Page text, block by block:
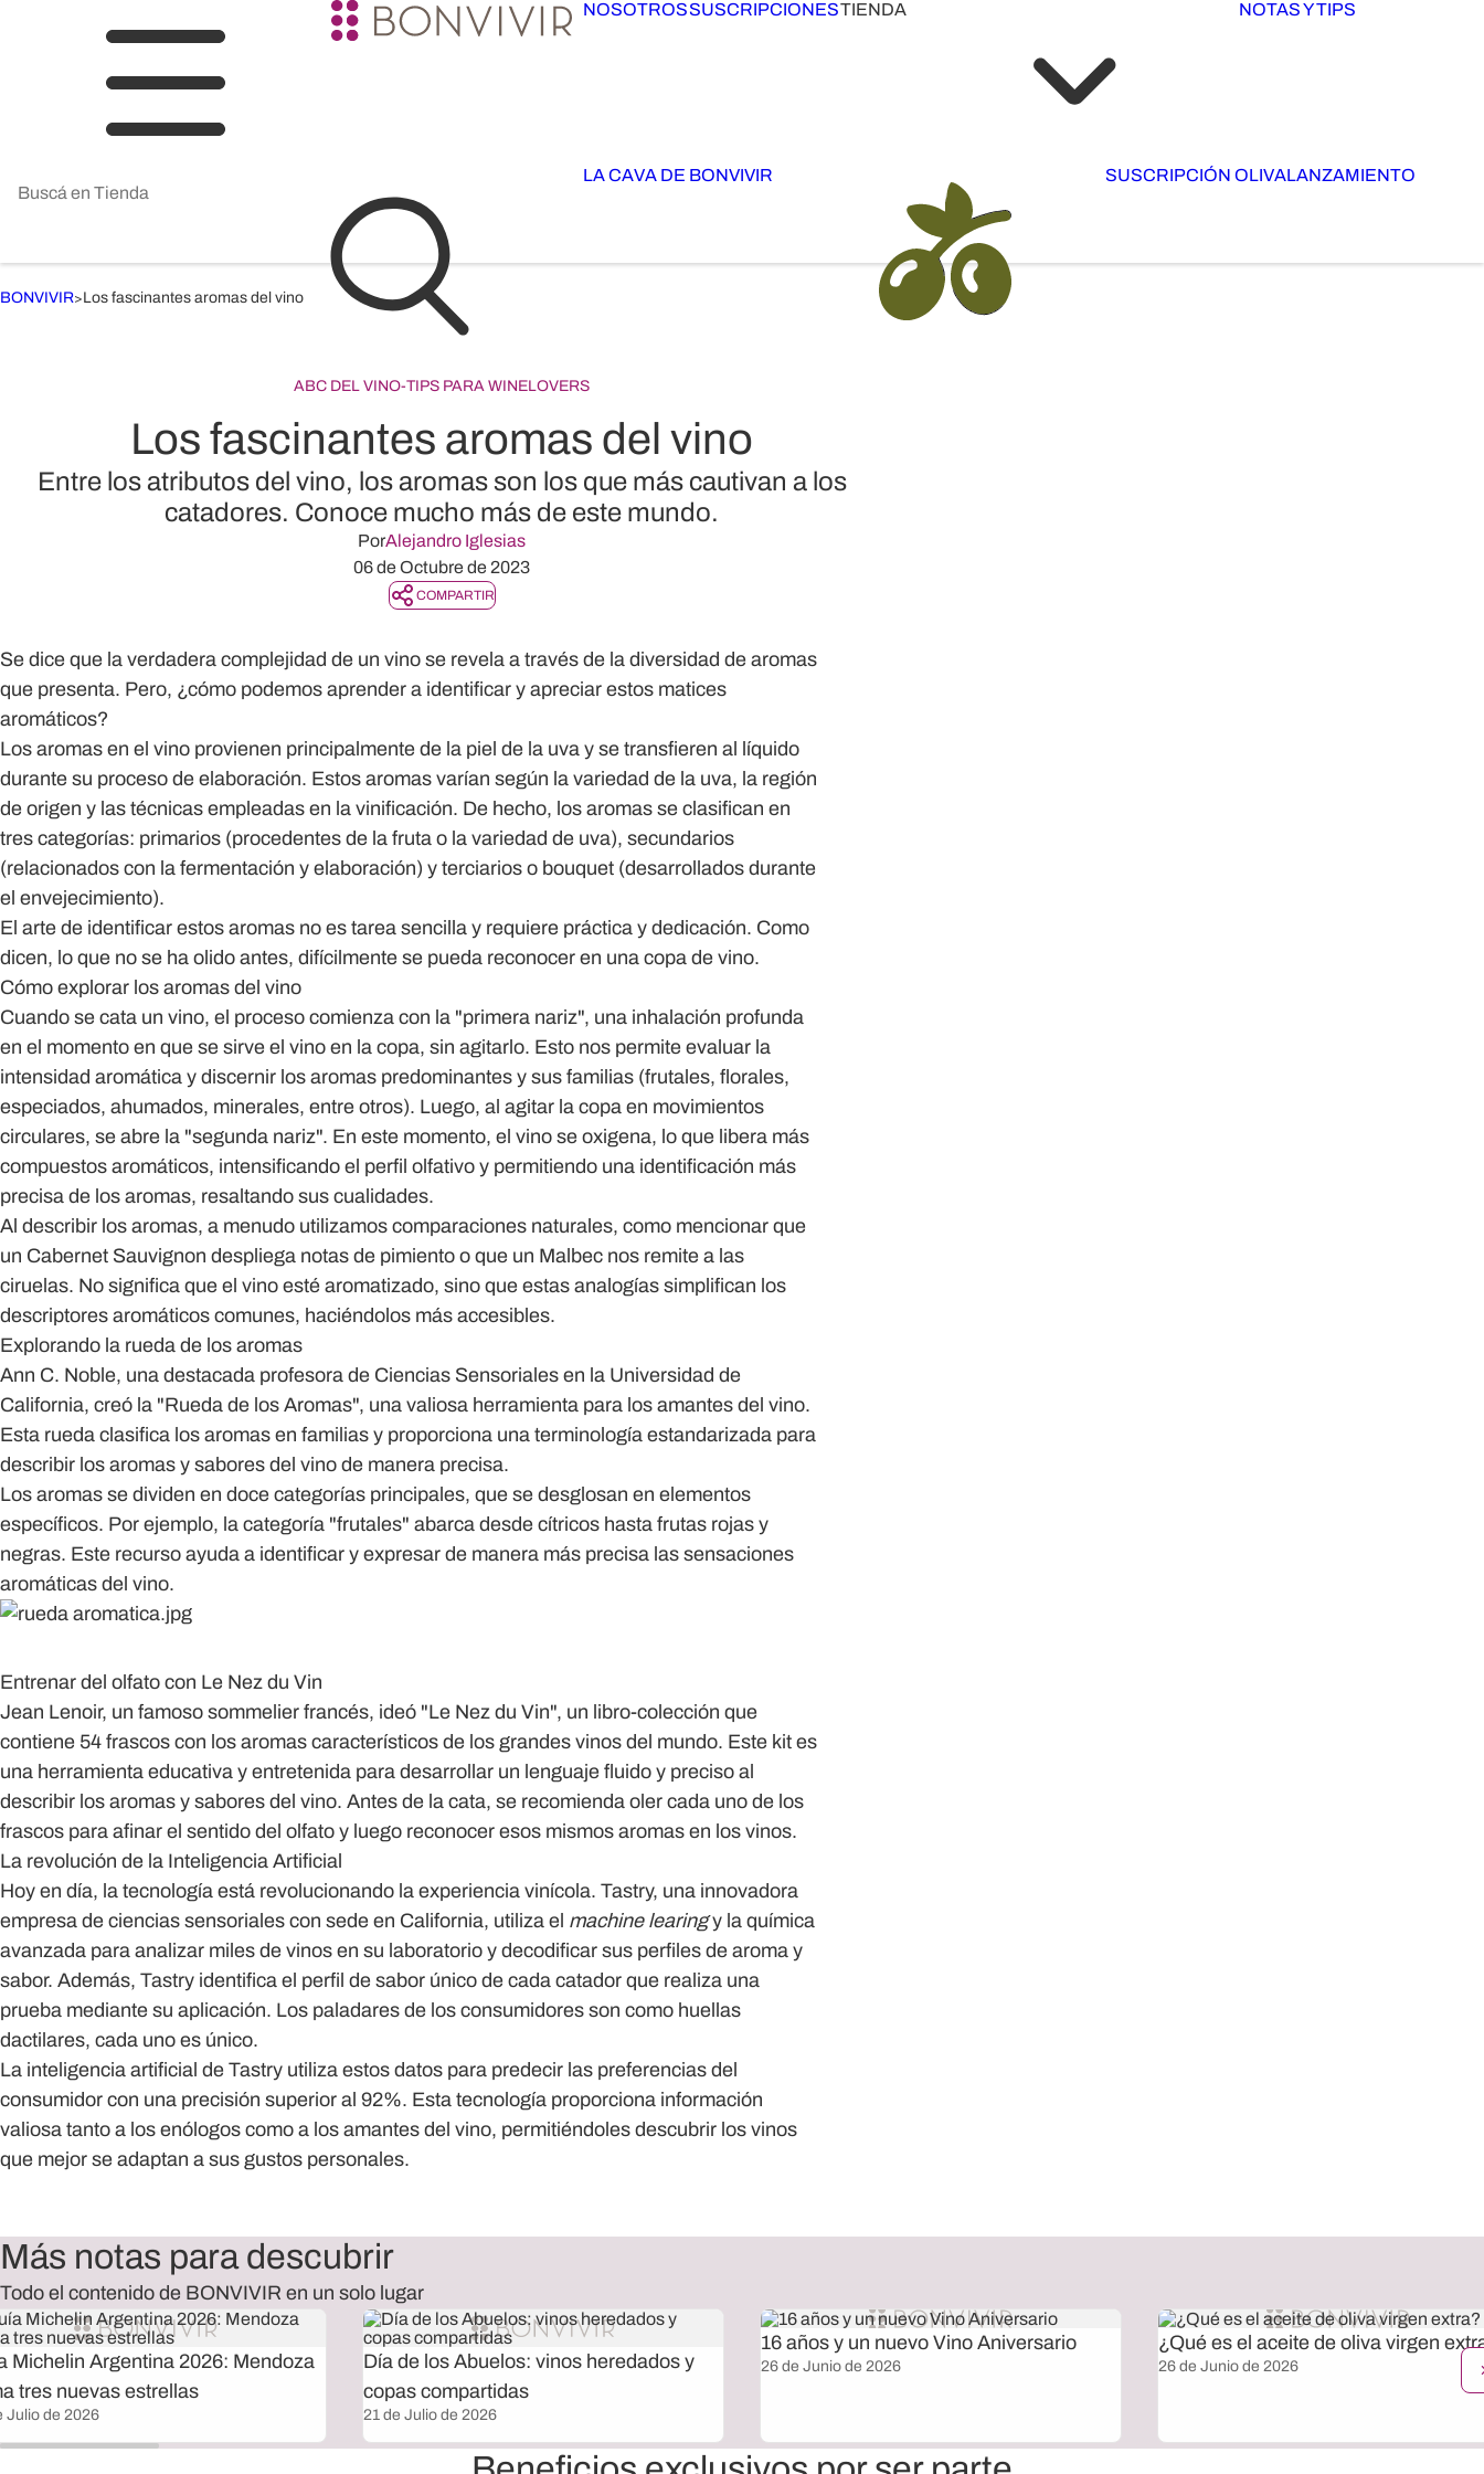
NOSOTROSSUSCRIPCIONESTIENDA NOTAS Y TIPS
LA CAVA DE BONVIVIR SUSCRIPCIÓN OLIVALANZAMIENTO
BONVIVIR>Los fascinantes aromas del vino
ABC DEL VINO-TIPS PARA WINELOVERS
Los fascinantes aromas del vino
Entre los atributos del vino, los aromas son los que más cautivan a los
catadores. Conoce mucho más de este mundo.
PorAlejandro Iglesias
06 de Octubre de 2023
COMPARTIR
Se dice que la verdadera complejidad de un vino se revela a través de la diversidad de aromas
que presenta. Pero, ¿cómo podemos aprender a identificar y apreciar estos matices
aromáticos?
Los aromas en el vino provienen principalmente de la piel de la uva y se transfieren al líquido
durante su proceso de elaboración. Estos aromas varían según la variedad de la uva, la región
de origen y las técnicas empleadas en la vinificación. De hecho, los aromas se clasifican en
tres categorías: primarios (procedentes de la fruta o la variedad de uva), secundarios
(relacionados con la fermentación y elaboración) y terciarios o bouquet (desarrollados durante
el envejecimiento).
El arte de identificar estos aromas no es tarea sencilla y requiere práctica y dedicación. Como
dicen, lo que no se ha olido antes, difícilmente se pueda reconocer en una copa de vino.
Cómo explorar los aromas del vino
Cuando se cata un vino, el proceso comienza con la "primera nariz", una inhalación profunda
en el momento en que se sirve el vino en la copa, sin agitarlo. Esto nos permite evaluar la
intensidad aromática y discernir los aromas predominantes y sus familias (frutales, florales,
especiados, ahumados, minerales, entre otros). Luego, al agitar la copa en movimientos
circulares, se abre la "segunda nariz". En este momento, el vino se oxigena, lo que libera más
compuestos aromáticos, intensificando el perfil olfativo y permitiendo una identificación más
precisa de los aromas, resaltando sus cualidades.
Al describir los aromas, a menudo utilizamos comparaciones naturales, como mencionar que
un Cabernet Sauvignon despliega notas de pimiento o que un Malbec nos remite a las
ciruelas. No significa que el vino esté aromatizado, sino que estas analogías simplifican los
descriptores aromáticos comunes, haciéndolos más accesibles.
Explorando la rueda de los aromas
Ann C. Noble, una destacada profesora de Ciencias Sensoriales en la Universidad de
California, creó la "Rueda de los Aromas", una valiosa herramienta para los amantes del vino.
Esta rueda clasifica los aromas en familias y proporciona una terminología estandarizada para
describir los aromas y sabores del vino de manera precisa.
Los aromas se dividen en doce categorías principales, que se desglosan en elementos
específicos. Por ejemplo, la categoría "frutales" abarca desde cítricos hasta frutas rojas y
negras. Este recurso ayuda a identificar y expresar de manera más precisa las sensaciones
aromáticas del vino.
Entrenar del olfato con Le Nez du Vin
Jean Lenoir, un famoso sommelier francés, ideó "Le Nez du Vin", un libro-colección que
contiene 54 frascos con los aromas característicos de los grandes vinos del mundo. Este kit es
una herramienta educativa y entretenida para desarrollar un lenguaje fluido y preciso al
describir los aromas y sabores del vino. Antes de la cata, se recomienda oler cada uno de los
frascos para afinar el sentido del olfato y luego reconocer esos mismos aromas en los vinos.
La revolución de la Inteligencia Artificial
Hoy en día, la tecnología está revolucionando la experiencia vinícola. Tastry, una innovadora
empresa de ciencias sensoriales con sede en California, utiliza el machine learingy la química
avanzada para analizar miles de vinos en su laboratorio y decodificar sus perfiles de aroma y
sabor. Además, Tastry identifica el perfil de sabor único de cada catador que realiza una
prueba mediante su aplicación. Los paladares de los consumidores son como huellas
dactilares, cada uno es único.
La inteligencia artificial de Tastry utiliza estos datos para predecir las preferencias del
consumidor con una precisión superior al 92%. Esta tecnología proporciona información
valiosa tanto a los enólogos como a los amantes del vino, permitiéndoles descubrir los vinos
que mejor se adaptan a sus gustos personales.
Más notas para descubrir
Todo el contenido de BONVIVIR en un solo lugar
Michelin Argentina 2026: Mendoza
tres nuevas estrellas
Julio de 2026
Día de los Abuelos: vinos heredados y
copas compartidas
21 de Julio de 2026
16 años y un nuevo Vino Aniversario
26 de Junio de 2026
¿Qué es el aceite de oliva virgen
26 de Junio de 2026